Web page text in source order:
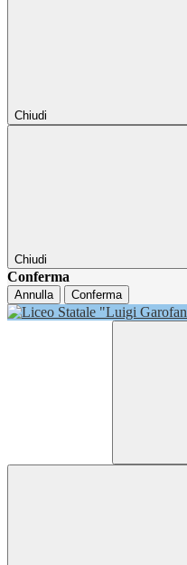
Chiudi
Chiudi
Conferma
Annulla Conferma